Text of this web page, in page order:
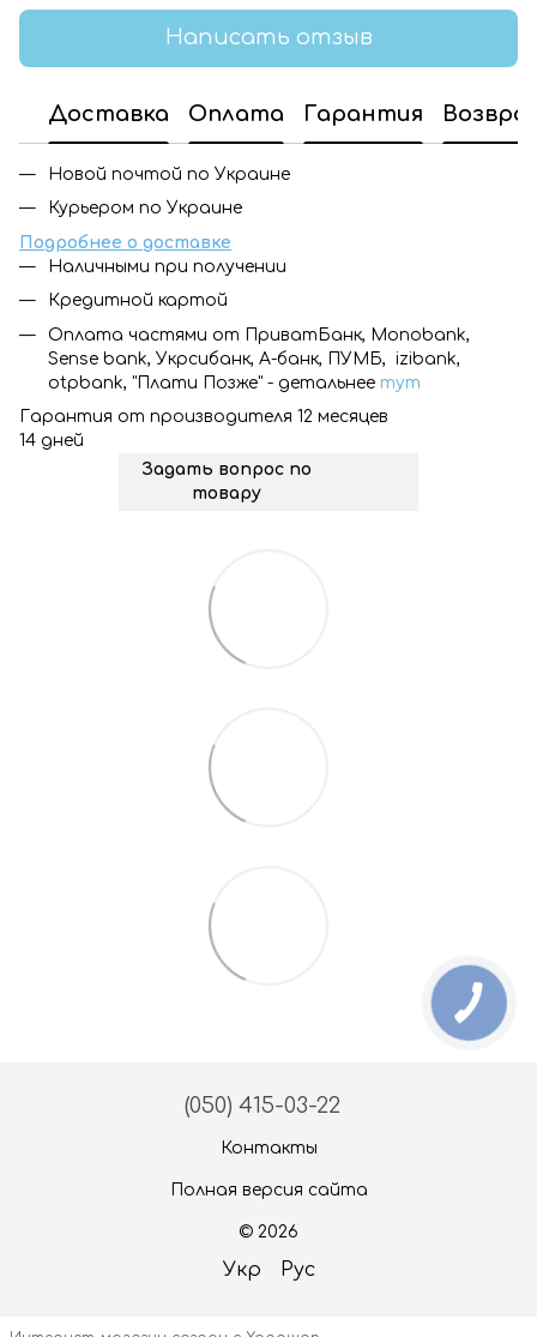
Написать отзыв
Доставка Оплата Гарантия
Новой почтой по Украине
Курьером по Украине
Подробнее о доставке
Наличными при получении
Кредитной картой
Оплата частями от ПриватБанк, Monobank,
Sense bank, Укрсибанк, А-банк, ПУМБ, izibank,
otpbank, "Плати Позже" - детальнее тут
Гарантия от производителя 12 месяцев
14 дней
Задать вопрос по
товару
(050) 415-03-22
Контакты
Полная версия сайта
© 2026
Укр Рус